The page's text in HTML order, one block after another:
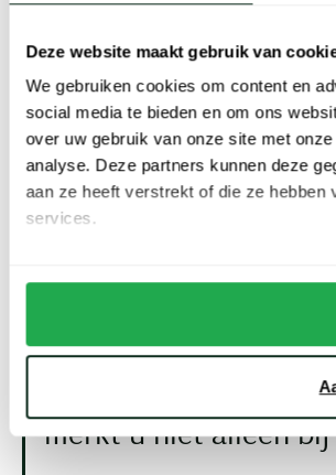
Deze website maakt gebruik van
We gebruiken cookies om content en
social media te bieden en om ons
over uw gebruik van onze site met
analyse. Deze partners kunnen deze
aan ze heeft verstrekt of die ze
services.
modellen zijn gemaakt van katoen of cotton
en ademt goed. Geschikt voor dagelijks
lichte kleuren en tinten.
Ralph Lauren gebruikt daarnaast stretch en
Dat biedt extra bewegingsvrijheid bij slim fit.
van het merk.
De kwaliteit van een
merkt u niet alleen